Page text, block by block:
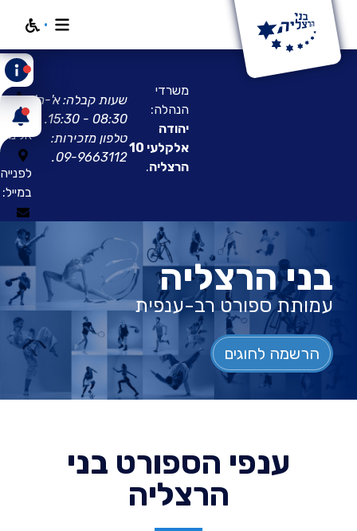
משרדי
הנהלה:
יהודה
אלקלעי 10
הרצליה.
שעות קבלה: א'-ה'
08:30 - 15:30.
טלפון מזכירות:
09-9663112
.
פנו
אלינו:
ניווט
אלינו:
לפנייה
במייל:
בני הרצליה
עמותת ספורט רב-ענפית
הרשמה לחוגים
ענפי הספורט בני
הרצליה